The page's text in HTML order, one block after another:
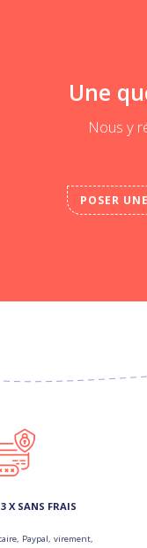
Une
Nous y
POSER
X SANS FRAIS
Paypal, virement,